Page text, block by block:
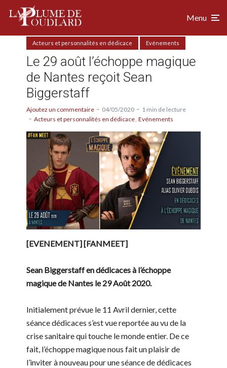
Menu
Acteurs et personnalités en dédicace Evénements
Le 29 août l’échoppe magique
de Nantes reçoit Sean
Biggerstaff
Ajoutez un commentaire 04/05/2020
1 min de lecture
Acteurs et personnalités en dédicace Evénements
[EVENEMENT] [FANMEET]
Sean Biggerstaff en dédicaces à l’échoppe
magique de Nantes le 29 Août 2020.
Initialement prévue le 11 Avril dernier, cette
séance dédicaces s’est vue reportée au vu de la
crise sanitaire qui touche le monde entier. De ce
fait, l’échoppe magique nous fait un plaisir de
l’inviter à nouveau pour une séance de dédicaces